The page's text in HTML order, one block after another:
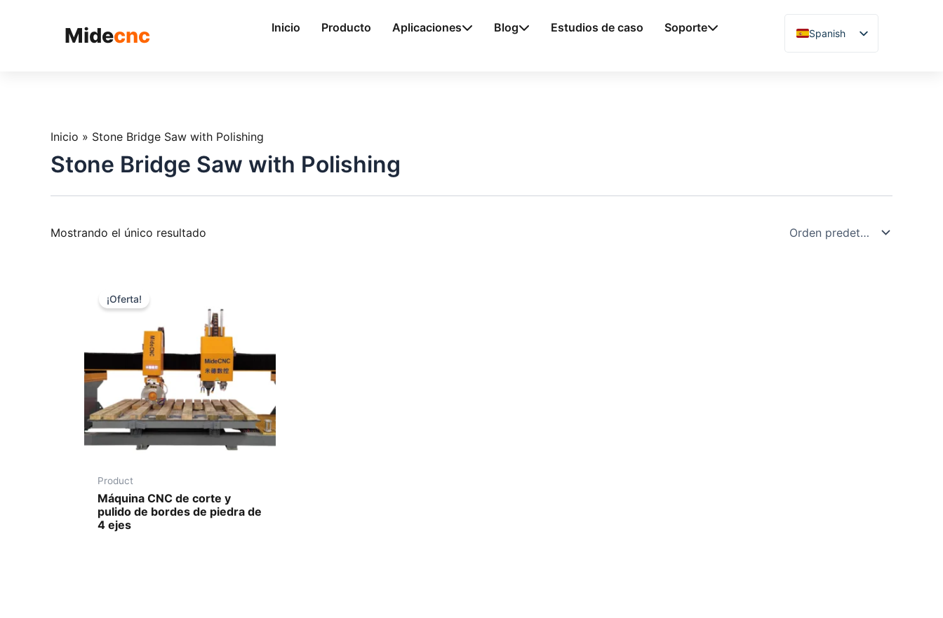
Midecnc Inicio Producto Aplicaciones Blog Estudios de caso Soporte
Spanish
English
Japanese
Uzbek
Inicio » Stone Bridge Saw with Polishing
Stone Bridge Saw with Polishing
Mostrando el único resultado
¡Oferta!
Product
Máquina CNC de corte y
pulido de bordes de piedra de
4 ejes